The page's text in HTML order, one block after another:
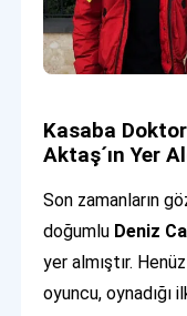
Kasaba
Aktaş´ın Yer
Son zamanların
doğumlu Deniz
yer almıştır.
oyuncu, oynadığı